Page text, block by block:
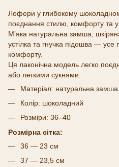
Лофери у глибокому
поєднання стилю, комфорту та
Мʼяка натуральна замша,
устілка та гнучка підошва —
комфорту.
Ця лаконічна модель легко
або легкими сукнями.
Матеріал: натуральна
Колір: шоколадний
Розміри: 36–40
Розмірна сітка:
36 — 23 см
37 — 23,5 см